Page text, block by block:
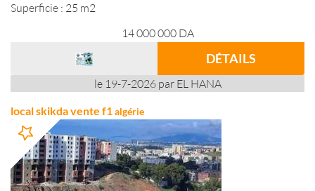
Superficie : 25 m2
14 000 000 DA
DÉTAILS
le 19-7-2026 par EL HANA
local skikda vente f1algérie